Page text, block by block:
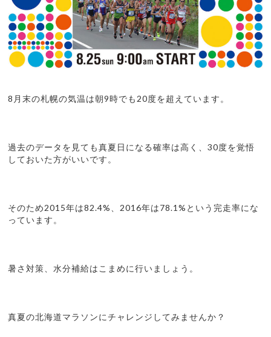
8月末の札幌の気温は朝9時でも20度を超えています。
過去のデータを見ても真夏日になる確率は高く、30度を覚悟
しておいた方がいいです。
そのため2015年は82.4%、2016年は78.1%という完走率にな
っています。
暑さ対策、水分補給はこまめに行いましょう。
真夏の北海道マラソンにチャレンジしてみませんか？